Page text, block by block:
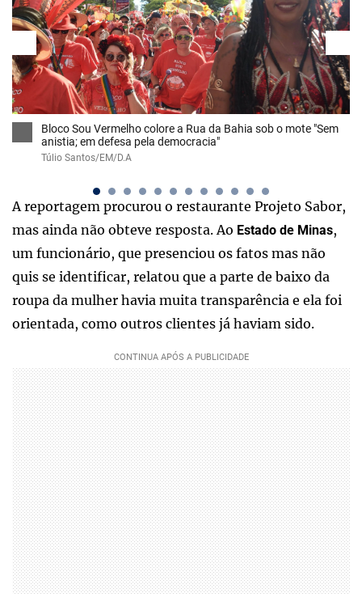
Bloco Sou Vermelho colore a Rua da Bahia sob o mote "Sem
anistia; em defesa pela democracia"
Túlio Santos/EM/D.A
A reportagem procurou o restaurante Projeto Sabor,
mas ainda não obteve resposta. Ao Estado de Minas,
um funcionário, que presenciou os fatos mas não
quis se identificar, relatou que a parte de baixo da
roupa da mulher havia muita transparência e ela foi
orientada, como outros clientes já haviam sido.